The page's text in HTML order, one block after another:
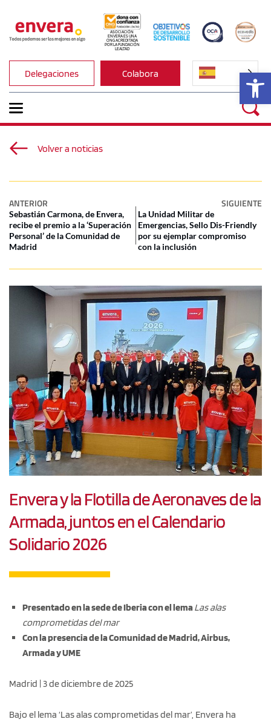
ASOCIACIÓN
ENVERA ES UNA
ONG ACREDITADA
POR LA FUNDACIÓN
LEALTAD
Delegaciones Colabora
Volver a noticias
ANTERIOR SIGUIENTE
Sebastián Carmona, de Envera,
recibe el premio a la ‘Superación
Personal’ de la Comunidad de
Madrid
La Unidad Militar de
Emergencias, Sello Dis-Friendly
por su ejemplar compromiso
con la inclusión
Envera y la Flotilla de Aeronaves de la
Armada, juntos en el Calendario
Solidario 2026
Presentado en la sede de Iberia con el lemaLas alas
comprometidas del mar
Con la presencia de la Comunidad de Madrid, Airbus,
Armada y UME
Madrid | 3 de diciembre de 2025
Bajo el lema ‘Las alas comprometidas del mar’, Envera ha